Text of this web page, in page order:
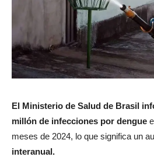
El Ministerio de Salud de Brasil
millón de infecciones por dengue
meses de 2024, lo que significa un
interanual.